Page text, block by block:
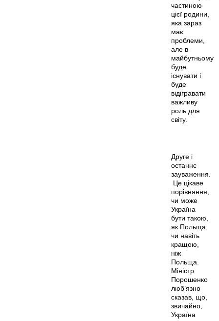
частиною
цієї родини,
яка зараз
має
проблеми,
але в
майбутньому
буде
існувати і
буде
відігравати
важливу
роль для
світу.
Друге і
останнє
зауваження.
Це цікаве
порівняння,
чи може
Україна
бути такою,
як Польща,
чи навіть
кращою,
ніж
Польща.
Міністр
Порошенко
люб’язно
сказав, що,
звичайно,
Україна